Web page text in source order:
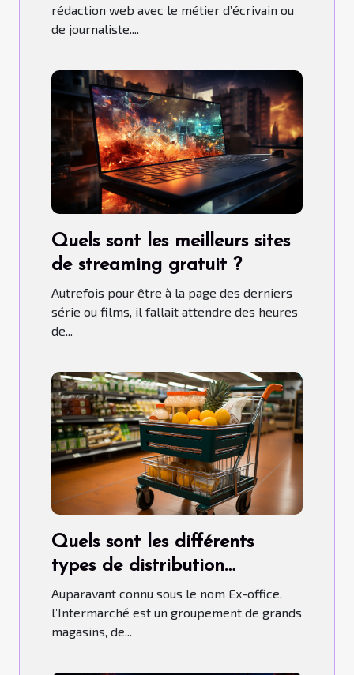
rédaction web avec le métier d’écrivain ou
de journaliste....
Quels sont les meilleurs sites
de streaming gratuit ?
Autrefois pour être à la page des derniers
série ou films, il fallait attendre des heures
de...
Quels sont les différents
types de distribution
qu’adopte l’Intermarché ?
Auparavant connu sous le nom Ex-office,
l’Intermarché est un groupement de grands
magasins, de...